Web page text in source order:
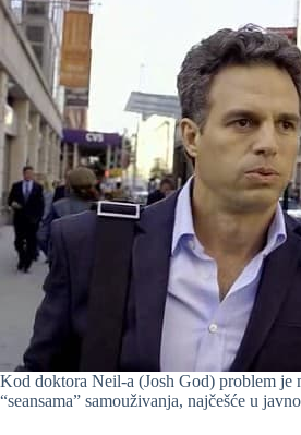
Kod doktora Neil-a (Josh God) problem je
“seansama” samouživanja, najčešće u